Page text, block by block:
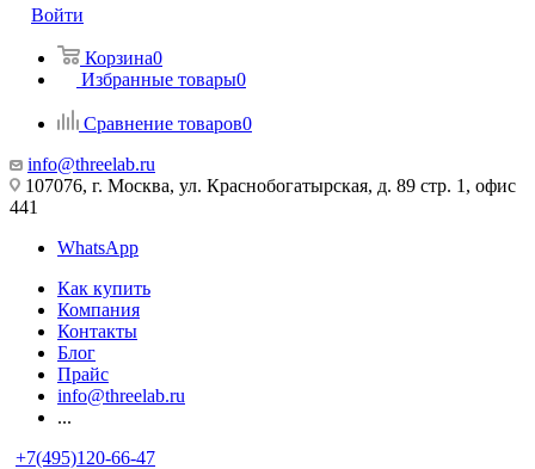
Войти
Корзина0
Избранные товары0
Сравнение товаров0
info@threelab.ru
107076, г. Москва, ул. Краснобогатырская, д. 89 стр. 1, офис
441
WhatsApp
Как купить
Компания
Контакты
Блог
Прайс
info@threelab.ru
...
+7(495)120-66-47